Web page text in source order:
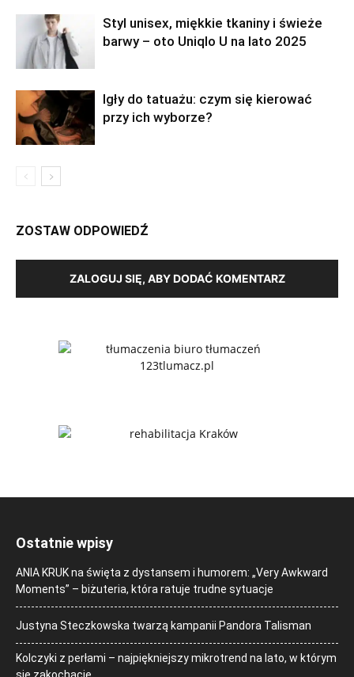
Styl unisex, miękkie tkaniny i świeże
barwy – oto Uniqlo U na lato 2025
Igły do tatuażu: czym się kierować
przy ich wyborze?
ZOSTAW ODPOWIEDŹ
ZALOGUJ SIĘ, ABY DODAĆ KOMENTARZ
Ostatnie wpisy
ANIA KRUK na święta z dystansem i humorem: „Very Awkward
Moments” – biżuteria, która ratuje trudne sytuacje
Justyna Steczkowska twarzą kampanii Pandora Talisman
Kolczyki z perłami – najpiękniejszy mikrotrend na lato, w którym